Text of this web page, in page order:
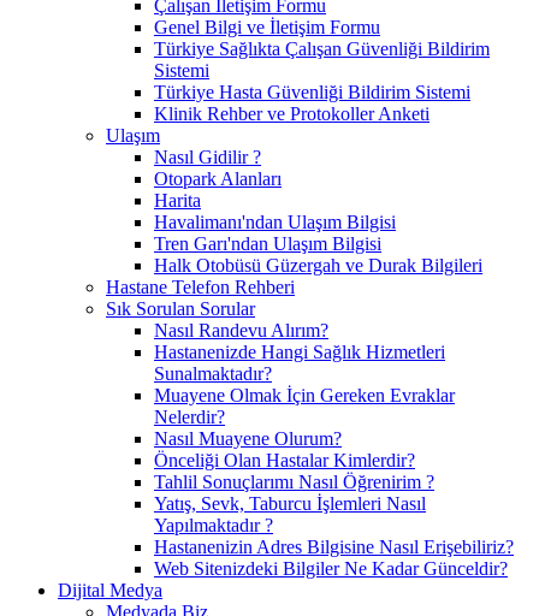
Çalışan İletişim Formu
Genel Bilgi ve İletişim Formu
Türkiye Sağlıkta Çalışan Güvenliği Bildirim
Sistemi
Türkiye Hasta Güvenliği Bildirim Sistemi
Klinik Rehber ve Protokoller Anketi
Ulaşım
Nasıl Gidilir ?
Otopark Alanları
Harita
Havalimanı'ndan Ulaşım Bilgisi
Tren Garı'ndan Ulaşım Bilgisi
Halk Otobüsü Güzergah ve Durak Bilgileri
Hastane Telefon Rehberi
Sık Sorulan Sorular
Nasıl Randevu Alırım?
Hastanenizde Hangi Sağlık Hizmetleri
Sunalmaktadır?
Muayene Olmak İçin Gereken Evraklar
Nelerdir?
Nasıl Muayene Olurum?
Önceliği Olan Hastalar Kimlerdir?
Tahlil Sonuçlarımı Nasıl Öğrenirim ?
Yatış, Sevk, Taburcu İşlemleri Nasıl
Yapılmaktadır ?
Hastanenizin Adres Bilgisine Nasıl Erişebiliriz?
Web Sitenizdeki Bilgiler Ne Kadar Günceldir?
Dijital Medya
Medyada Biz